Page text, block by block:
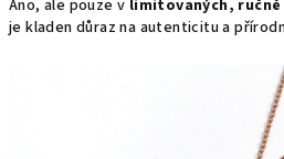
Ano, ale pouze v limitovaných,
je kladen důraz na autenticitu a